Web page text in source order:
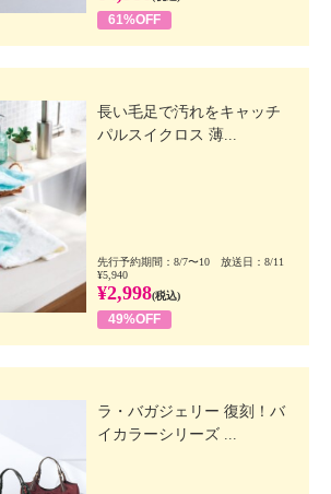
61%OFF
長い毛足で汚れをキャッチ
パルスイクロス 薄...
先行予約期間：8/7〜10 放送日：8/11
¥5,940
¥2,998(税込)
49%OFF
ラ・バガジェリー 復刻！バ
イカラーシリーズ ...